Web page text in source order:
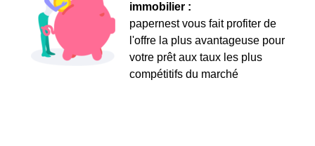
immobilier :
papernest vous fait profiter de
l'offre la plus avantageuse pour
votre prêt aux taux les plus
compétitifs du marché